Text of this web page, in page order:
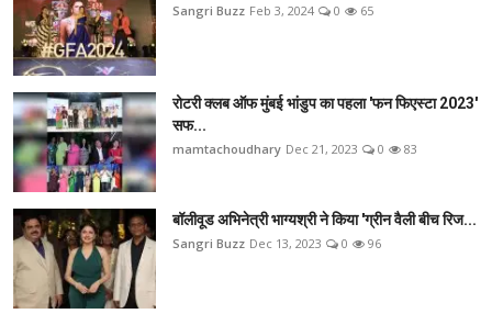
Sangri Buzz Feb 3, 2024 0 65
रोटरी क्लब ऑफ मुंबई भांडुप का पहला 'फन फिएस्टा 2023'
सफ...
mamtachoudhary Dec 21, 2023 0 83
बॉलीवूड अभिनेत्री भाग्यश्री ने किया 'ग्रीन वैली बीच रिज...
Sangri Buzz Dec 13, 2023 0 96